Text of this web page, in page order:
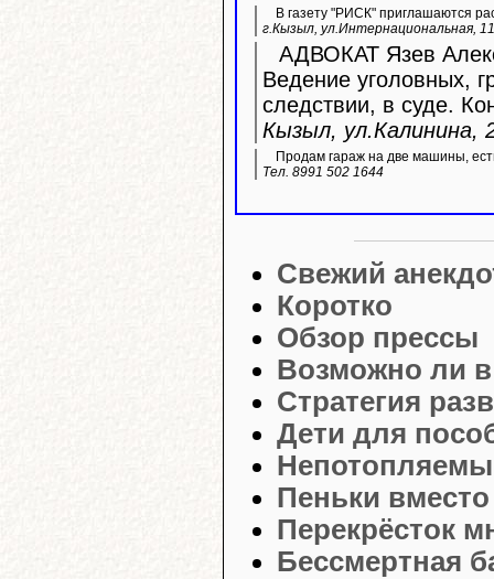
В газету "РИСК" приглашаются
г.Кызыл, ул.Интернациональная,
АДВОКАТ Язев
Ведение уголовных,
следствии, в суде.
Кызыл, ул.Калинина,
Продам гараж на две машины,
Тел. 8991 502 1644
Свежий
Коротко
Обзор прессы
Возможно ли в
Стратегия
Дети для
Пеньки
Перекрёсток
Бессмертная